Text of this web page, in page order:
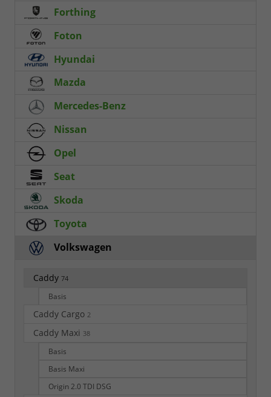
Forthing
Foton
Hyundai
Mazda
Mercedes-Benz
Nissan
Opel
Seat
Skoda
Toyota
Volkswagen
Caddy 74
Basis
Caddy Cargo 2
Caddy Maxi 38
Basis
Basis Maxi
Origin 2.0 TDI DSG